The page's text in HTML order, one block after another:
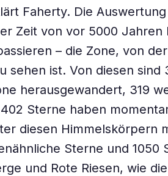
Faherty. Die
Zeit von vor 5000 Jahren
– die Zone, von
sehen ist. Von diesen sind
herausgewandert, 319
Sterne haben
diesen Himmelskörpern
Sterne und 1050
und Rote Riesen, wie die